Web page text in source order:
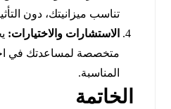
تناسب ميزانيتك، دون
الاستشارات والاختيارات:
متخصصة لمساعدتك في
المناسبة.
الخاتمة